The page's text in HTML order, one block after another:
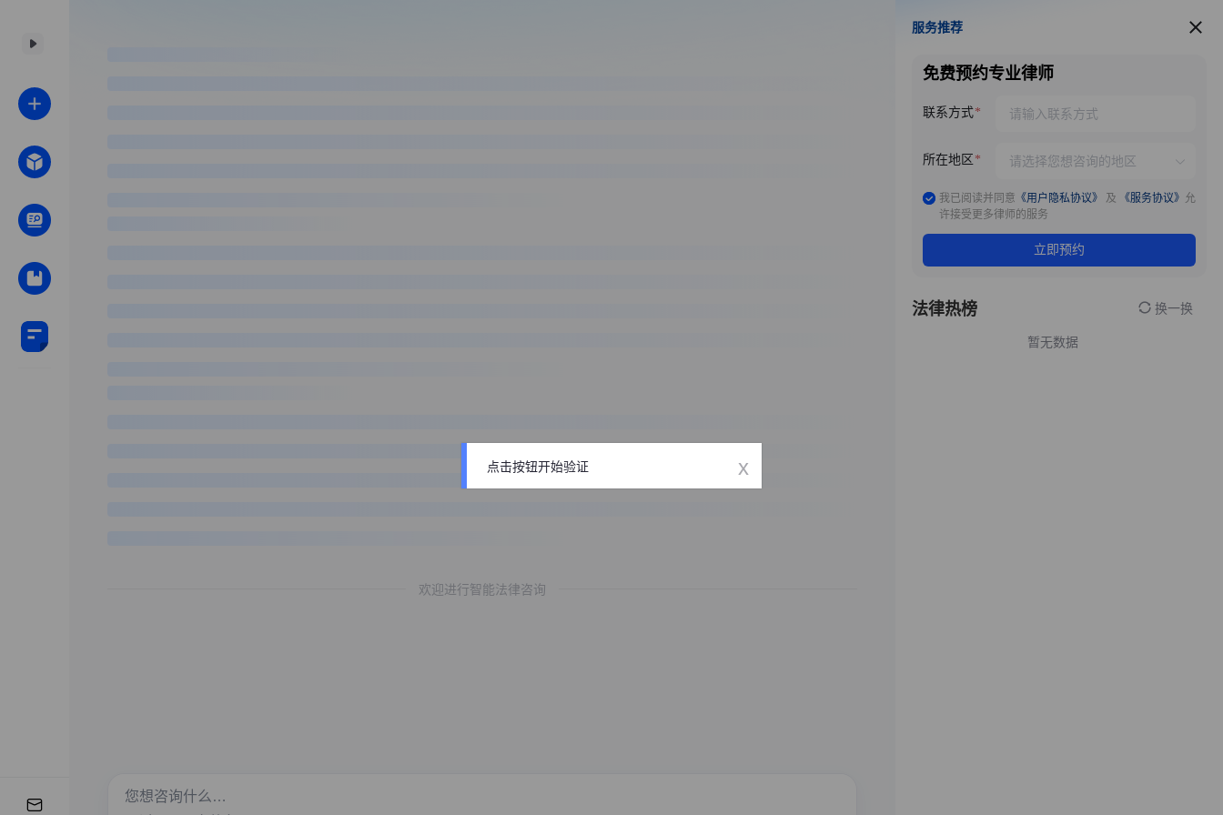
欢迎进行智能法律咨询
服务推荐
服务推荐
免费预约专业律师
联系方式
所在地区
我已阅读并同意 《用户隐私协议》 及 《服务协议》 允
许接受更多律师的服务
立即预约
法律热榜 换一换
暂无数据
点击按钮开始验证 x